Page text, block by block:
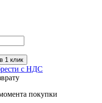
1 клик
с НДС
покупки